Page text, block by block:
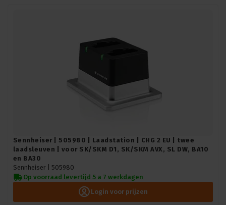
Sennheiser | 505980 | Laadstation | CHG 2 EU | twee
laadsleuven | voor SK/SKM D1, SK/SKM AVX, SL DW, BA10
en BA30
Sennheiser | 505980
Op voorraad levertijd 5 a 7 werkdagen
Login voor prijzen